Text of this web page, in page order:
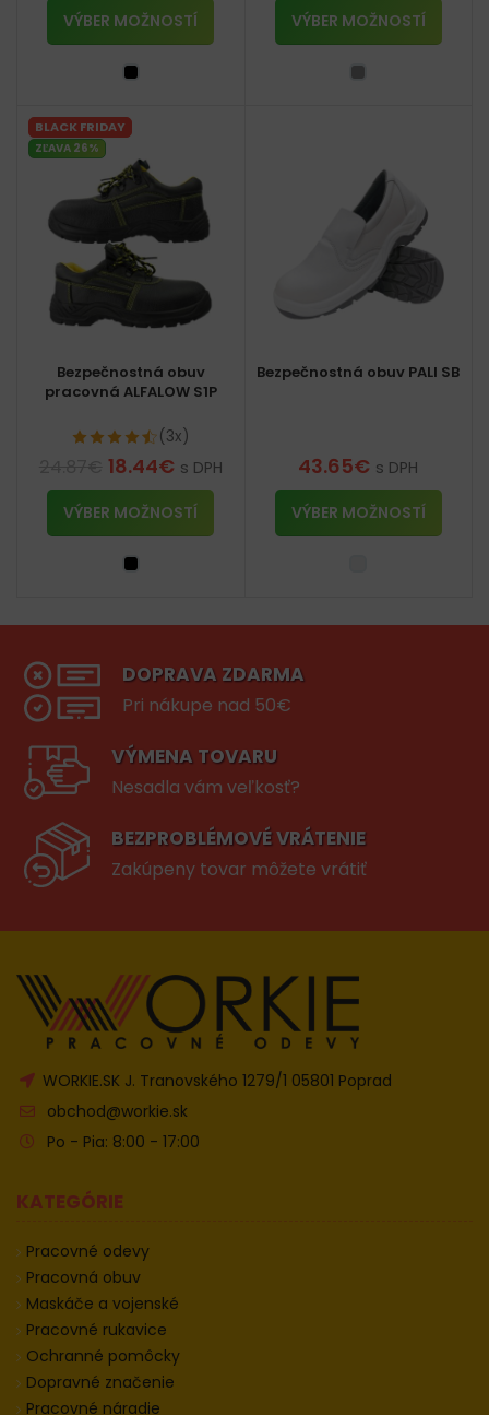
VÝBER MOŽNOSTÍ VÝBER MOŽNOSTÍ
BLACK FRIDAY
ZĽAVA 26%
Bezpečnostná obuv
pracovná ALFALOW S1P
(3x)
18.44€ s DPH
VÝBER MOŽNOSTÍ
Bezpečnostná obuv PALI SB
43.65€ s DPH
VÝBER MOŽNOSTÍ
DOPRAVA ZDARMA
Pri nákupe nad 50€
VÝMENA TOVARU
Nesadla vám veľkosť?
BEZPROBLÉMOVÉ VRÁTENIE
Zakúpeny tovar môžete vrátiť
WORKIE.SK J. Tranovského 1279/1 05801 Poprad
obchod@workie.sk
Po - Pia: 8:00 - 17:00
KATEGÓRIE
Pracovné odevy
Pracovná obuv
Maskáče a vojenské
Pracovné rukavice
Ochranné pomôcky
Dopravné značenie
Pracovné náradie